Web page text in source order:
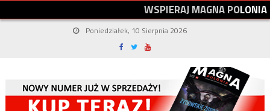
WSPIERAJMAGNAPOLONIA
Poniedziałek, 10 Sierpnia 2026